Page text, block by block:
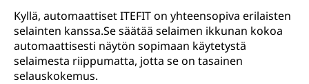
Kyllä, automaattiset ITEFIT on yhteensopiva erilaisten
selainten kanssa.Se säätää selaimen ikkunan kokoa
automaattisesti näytön sopimaan käytetystä
selaimesta riippumatta, jotta se on tasainen
selauskokemus.